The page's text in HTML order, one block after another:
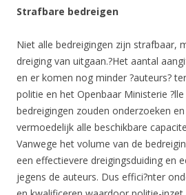
Strafbare bedreigen
Niet alle bedreigingen zijn strafbaar,
dreiging van uitgaan.?Het aantal
en er komen nog minder ?auteurs?
politie en het Openbaar Ministerie
bedreigingen zouden onderzoeken
vermoedelijk alle beschikbare
Vanwege het volume van de
een effectievere dreigingsduiding en
jegens de auteurs. Dus effici?nter